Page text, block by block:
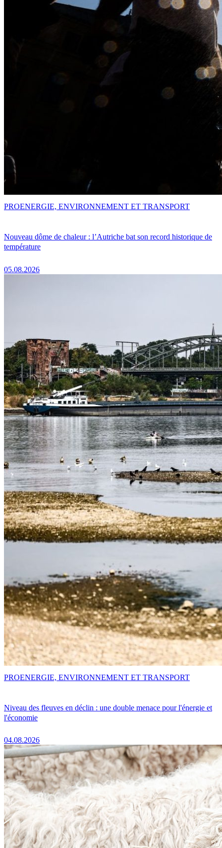
Nouveau dôme de chaleur : l’Autriche bat son record historique de
température
05.08.2026
PROENERGIE, ENVIRONNEMENT ET TRANSPORT
Niveau des fleuves en déclin : une double menace pour l'énergie et
l'économie
04.08.2026
PROENERGIE, ENVIRONNEMENT ET TRANSPORT